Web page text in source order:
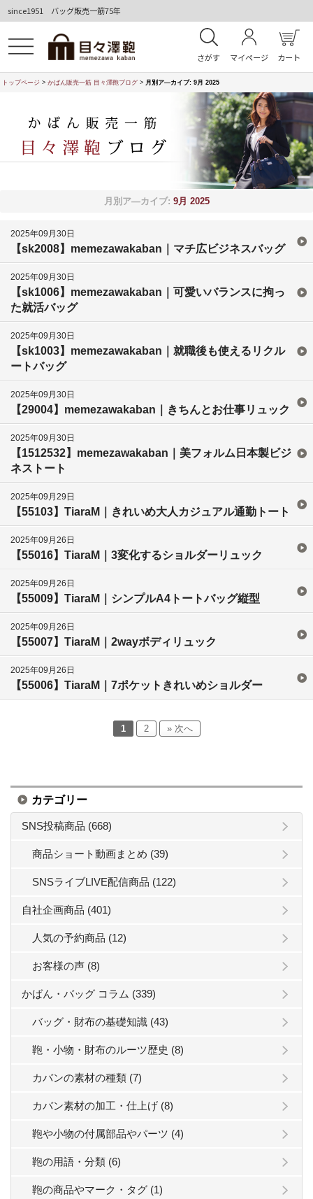
since1951 バッグ販売一筋75年
さがす マイページ カート
トップページ > かばん販売一筋 目々澤鞄ブログ > 月別ア―カイブ: 9月 2025
月別ア―カイブ: 9月 2025
2025年09月30日
【sk2008】memezawakaban｜マチ広ビジネスバッグ
2025年09月30日
【sk1006】memezawakaban｜可愛いバランスに拘っ
た就活バッグ
2025年09月30日
【sk1003】memezawakaban｜就職後も使えるリクル
ートバッグ
2025年09月30日
【29004】memezawakaban｜きちんとお仕事リュック
2025年09月30日
【1512532】memezawakaban｜美フォルム日本製ビジ
ネストート
2025年09月29日
【55103】TiaraM｜きれいめ大人カジュアル通勤トート
2025年09月26日
【55016】TiaraM｜3変化するショルダーリュック
2025年09月26日
【55009】TiaraM｜シンプルA4トートバッグ縦型
2025年09月26日
【55007】TiaraM｜2wayボディリュック
2025年09月26日
【55006】TiaraM｜7ポケットきれいめショルダー
1 2 » 次へ
カテゴリー
SNS投稿商品 (668)
商品ショート動画まとめ (39)
SNSライブLIVE配信商品 (122)
自社企画商品 (401)
人気の予約商品 (12)
お客様の声 (8)
かばん・バッグ コラム (339)
バッグ・財布の基礎知識 (43)
鞄・小物・財布のルーツ歴史 (8)
カバンの素材の種類 (7)
カバン素材の加工・仕上げ (8)
鞄や小物の付属部品やパーツ (4)
鞄の用語・分類 (6)
鞄の商品やマーク・タグ (1)